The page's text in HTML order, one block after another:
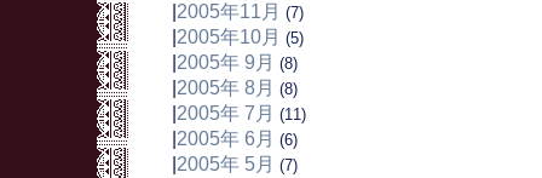
2005年11月 (7)
2005年10月 (5)
2005年 9月 (8)
2005年 8月 (8)
2005年 7月 (11)
2005年 6月 (6)
2005年 5月 (7)